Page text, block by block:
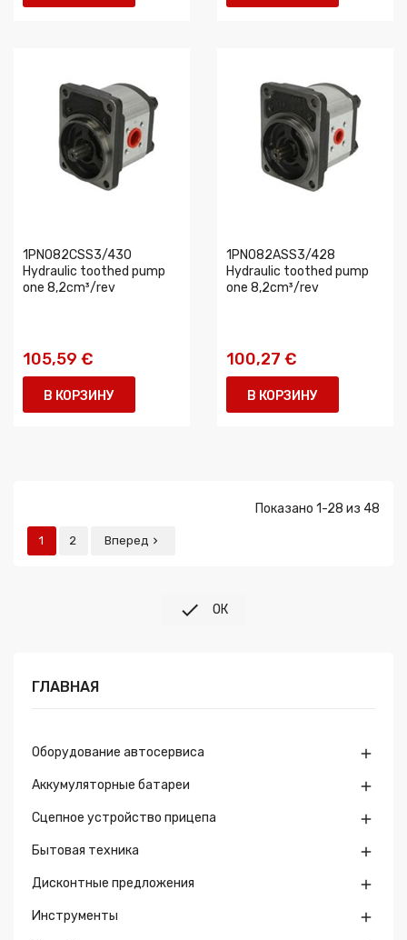
1PN082CSS3/430
Hydraulic toothed pump
one 8,2cm³/rev
105,59 €
В КОРЗИНУ
1PN082ASS3/428
Hydraulic toothed pump
one 8,2cm³/rev
100,27 €
В КОРЗИНУ
Показано 1-28 из 48
1 2 Вперед 
 ОК
ГЛАВНАЯ
Оборудование автосервиса 
Аккумуляторные батареи 
Сцепное устройство прицепа 
Бытовая техника 
Дисконтные предложения 
Инструменты 